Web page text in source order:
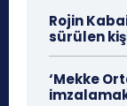
Rojin
sürülen
‘Mekke